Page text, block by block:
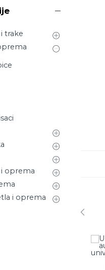
trake
i oprema
i oprema